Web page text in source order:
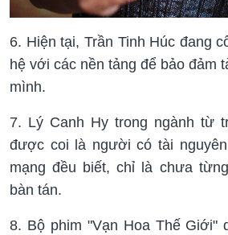
6. Hiện tại, Trần Tinh Húc đang
hệ với các nền tảng để bảo đảm
mình.
7. Lý Canh Hy trong ngành từ
được coi là người có tài
mạng đều biết, chỉ là chưa
bàn tán.
8. Bộ phim "Vạn Hoa Thế Giới"